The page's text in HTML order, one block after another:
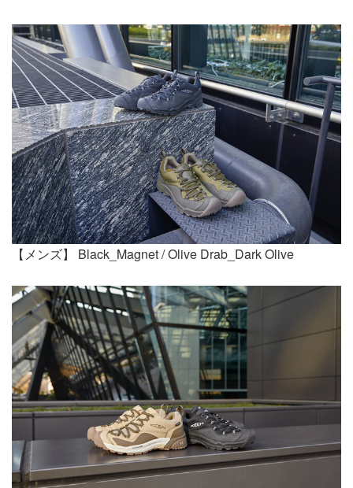
【メンズ】 Black_Magnet / Olive Drab_Dark Olive